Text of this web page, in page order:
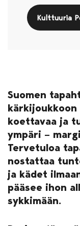
Kulttuuria
Suomen
koettavaa ja
ympäri –
Tervetuloa
nostattaa
ja kädet
pääsee ihon
sykkimään.